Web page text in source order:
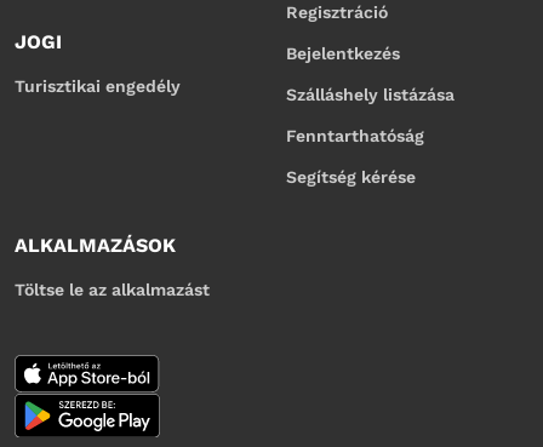
JOGI
Turisztikai engedély
Regisztráció
Bejelentkezés
Szálláshely listázása
Fenntarthatóság
Segítség kérése
ALKALMAZÁSOK
Töltse le az alkalmazást